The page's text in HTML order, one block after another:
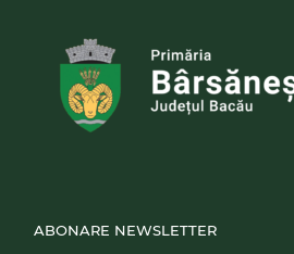
ABONARE NEWSLETTER